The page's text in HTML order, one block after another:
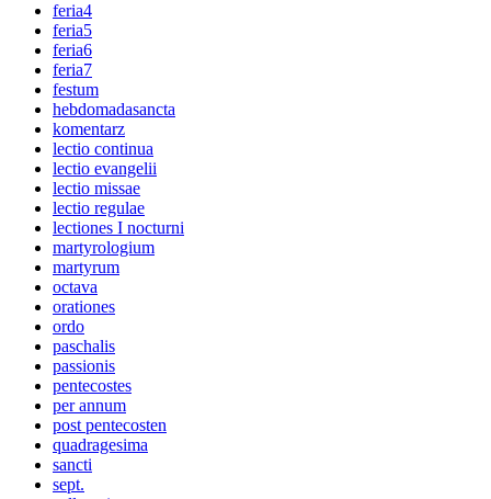
feria4
feria5
feria6
feria7
festum
hebdomadasancta
komentarz
lectio continua
lectio evangelii
lectio missae
lectio regulae
lectiones I nocturni
martyrologium
martyrum
octava
orationes
ordo
paschalis
passionis
pentecostes
per annum
post pentecosten
quadragesima
sancti
sept.